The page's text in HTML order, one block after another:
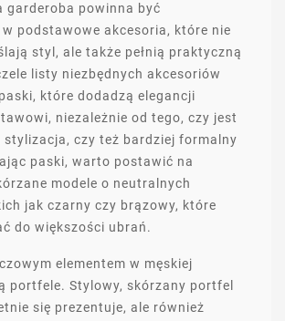
garderoba powinna być
podstawowe akcesoria, które nie
styl, ale także pełnią praktyczną
listy niezbędnych akcesoriów
które dodadzą elegancji
niezależnie od tego, czy jest
stylizacja, czy też bardziej formalny
paski, warto postawić na
modele o neutralnych
jak czarny czy brązowy, które
do większości ubrań.
elementem w męskiej
portfele. Stylowy, skórzany portfel
się prezentuje, ale również